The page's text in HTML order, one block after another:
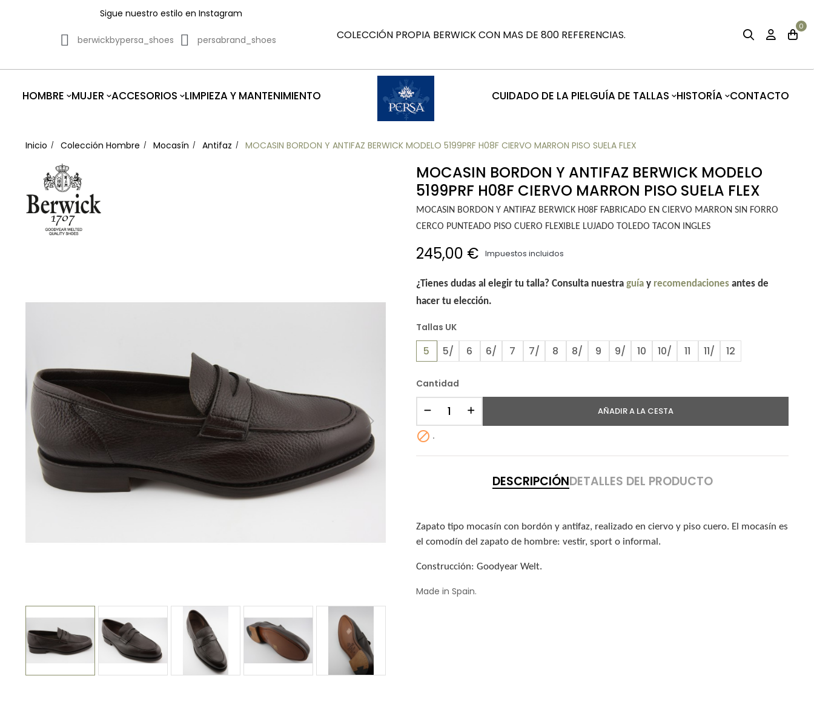
Sigue nuestro estilo en Instagram
berwickbypersa_shoes persabrand_shoes COLECCIÓN PROPIA BERWICK CON MAS DE 800 REFERENCIAS.
0
HOMBRE MUJER ACCESORIOS LIMPIEZA Y MANTENIMIENTO CUIDADO DE LA PIELGUÍA DE TALLAS HISTORÍA CONTACTO
Inicio Colección Hombre Mocasín Antifaz MOCASIN BORDON Y ANTIFAZ BERWICK MODELO 5199PRF H08F CIERVO MARRON PISO SUELA FLEX
MOCASIN BORDON Y ANTIFAZ BERWICK MODELO
5199PRF H08F CIERVO MARRON PISO SUELA FLEX
MOCASIN BORDON Y ANTIFAZ BERWICK H08F FABRICADO EN CIERVO MARRON SIN FORRO
CERCO PUNTEADO PISO CUERO FLEXIBLE LUJADO TOLEDO TACON INGLES
245,00 € Impuestos incluidos
¿Tienes dudas al elegir tu talla? Consulta nuestra guíay recomendacionesantes de
hacer tu elección.
Tallas UK
5 5/ 6 6/ 7 7/ 8 8/ 9 9/ 10 10/ 11 11/ 12
Cantidad
AÑADIR A LA CESTA
 .
DESCRIPCIÓNDETALLES DEL PRODUCTO
Zapato tipo mocasín con bordón y antifaz, realizado en ciervo y piso cuero. El mocasín es
el comodín del zapato de hombre: vestir, sport o informal.
Construcción: Goodyear Welt.
Made in Spain.